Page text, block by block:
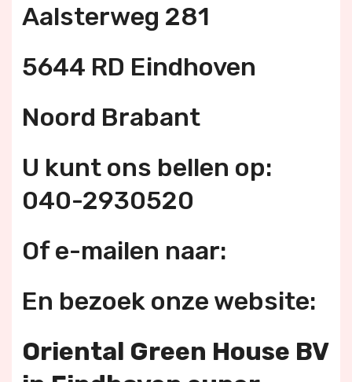
Aalsterweg 281
5644 RD Eindhoven
Noord Brabant
U kunt ons bellen op:
040-2930520
Of e-mailen naar:
En bezoek onze website:
Oriental Green House BV